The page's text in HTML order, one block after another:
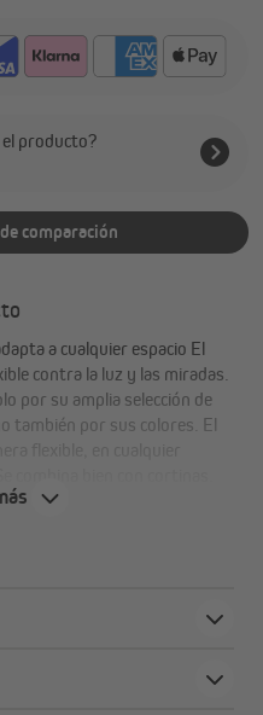
producto?
comparación
a cualquier espacio El
contra la luz y las miradas.
por su amplia selección de
también por sus colores. El
o para oscurecer,
y tamaños diferentes